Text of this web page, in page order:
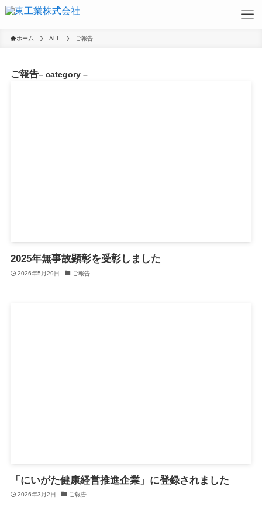
ホーム ALL ご報告
ご報告– category –
2025年無事故顕彰を受彰しました
2026年5月29日 ご報告
「にいがた健康経営推進企業」に登録されました
2026年3月2日 ご報告